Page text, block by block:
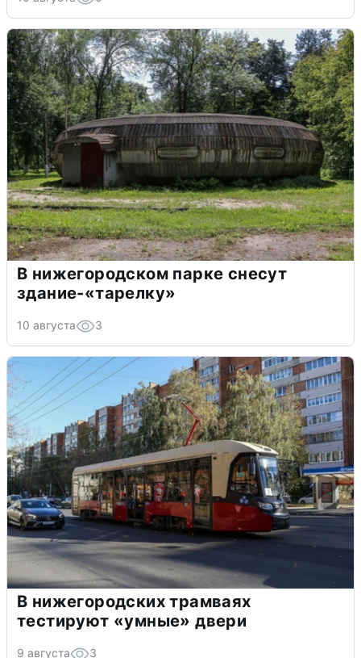
В нижегородском парке снесут
здание-«тарелку»
10 августа 3
В нижегородских трамваях
тестируют «умные» двери
9 августа 3